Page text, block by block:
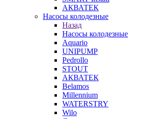
АКВАТЕК
Насосы колодезные
Назад
Насосы колодезные
Aquario
UNIPUMP
Pedrollo
STOUT
АКВАТЕК
Belamos
Millennium
WATERSTRY
Wilo